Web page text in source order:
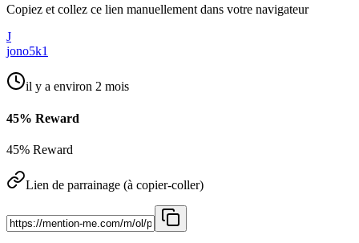
Copiez et collez ce lien manuellement dans votre navigateur
J
jono5k1
il y a environ 2 mois
45% Reward
45% Reward
Lien de parrainage (à copier-coller)